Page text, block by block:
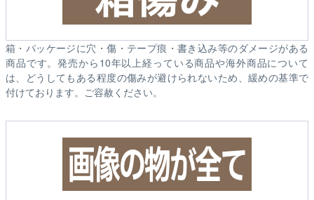
箱・パッケージに穴・傷・テープ痕・書き込み等のダメージがある
商品です。発売から10年以上経っている商品や海外商品について
は、どうしてもある程度の傷みが避けられないため、緩めの基準で
付けております。ご容赦ください。